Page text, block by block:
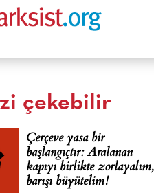
çekebilir
Çerçeve yasa bir
başlangıçtır: Aralanan
kapıyı birlikte zorlayalım,
barışı büyütelim!